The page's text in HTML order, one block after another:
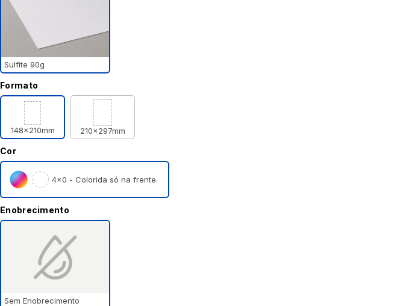
Sulfite 90g
Formato
148x210mm 210x297mm
Cor
4×0 - Colorida só na frente.
Enobrecimento
Sem Enobrecimento